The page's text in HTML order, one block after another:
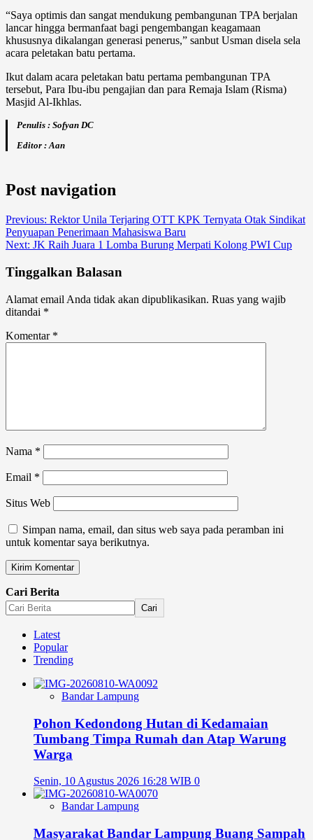
“Saya optimis dan sangat mendukung pembangunan TPA berjalan
lancar hingga bermanfaat bagi pengembangan keagamaan
khususnya dikalangan generasi penerus,” sanbut Usman disela sela
acara peletakan batu pertama.
Ikut dalam acara peletakan batu pertama pembangunan TPA
tersebut, Para Ibu-ibu pengajian dan para Remaja Islam (Risma)
Masjid Al-Ikhlas.
Penulis : Sofyan DC
Editor : Aan
Post navigation
Previous: Rektor Unila Terjaring OTT KPK Ternyata Otak Sindikat
Penyuapan Penerimaan Mahasiswa Baru
Next: JK Raih Juara 1 Lomba Burung Merpati Kolong PWI Cup
Tinggalkan Balasan
Alamat email Anda tidak akan dipublikasikan. Ruas yang wajib
ditandai *
Komentar *
Nama *
Email *
Situs Web
Simpan nama, email, dan situs web saya pada peramban ini
untuk komentar saya berikutnya.
Cari Berita
Cari
Latest
Popular
Trending
Bandar Lampung
Pohon Kedondong Hutan di Kedamaian
Tumbang Timpa Rumah dan Atap Warung
Warga
Senin, 10 Agustus 2026 16:28 WIB 0
Bandar Lampung
Masyarakat Bandar Lampung Buang Sampah